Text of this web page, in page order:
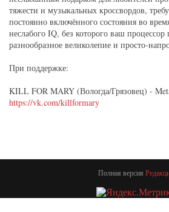
тяжести и музыкальных кроссвордов,
постоянно включённого состояния во
неслабого IQ, без которого ваш процессор
разнообразное великолепие и просто-
При поддержке:
KILL FOR MARY (Вологда/Грязовец) -
https://vk.com/killformary
Полная версия